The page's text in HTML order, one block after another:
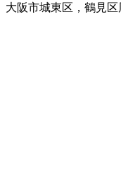
大阪市城東区，鶴見区